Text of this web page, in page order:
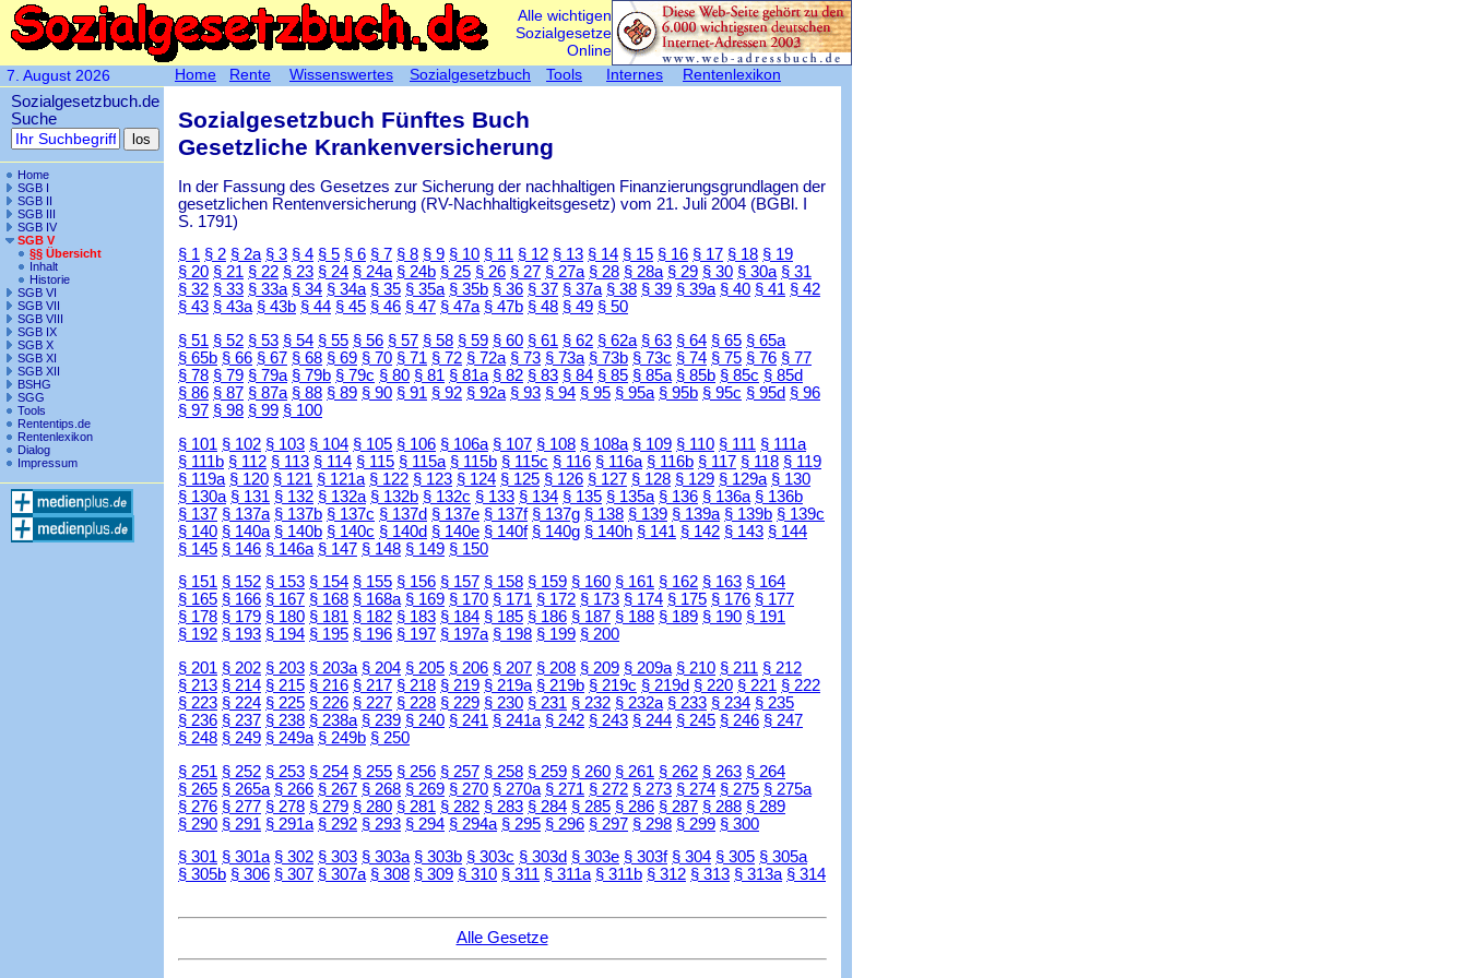
Alle wichtigen
Sozialgesetze
Online
7. August 2026
Sozialgesetzbuch.de
Suche
Home
SGB I
SGB II
SGB III
SGB IV
SGB V
§§ Übersicht
Inhalt
Historie
SGB VI
SGB VII
SGB VIII
SGB IX
SGB X
SGB XI
SGB XII
BSHG
SGG
Tools
Rententips.de
Rentenlexikon
Dialog
Impressum
Sozialgesetzbuch Fünftes Buch
Gesetzliche Krankenversicherung
In der Fassung des Gesetzes zur Sicherung der nachhaltigen Finanzierungsgrundlagen der
gesetzlichen Rentenversicherung (RV-Nachhaltigkeitsgesetz) vom 21. Juli 2004 (BGBl. I
S. 1791)
§ 1 § 2 § 2a § 3 § 4 § 5 § 6 § 7 § 8 § 9 § 10 § 11 § 12 § 13 § 14 § 15 § 16 § 17 § 18 § 19
§ 20 § 21 § 22 § 23 § 24 § 24a § 24b § 25 § 26 § 27 § 27a § 28 § 28a § 29 § 30 § 30a § 31
§ 32 § 33 § 33a § 34 § 34a § 35 § 35a § 35b § 36 § 37 § 37a § 38 § 39 § 39a § 40 § 41 § 42
§ 43 § 43a § 43b § 44 § 45 § 46 § 47 § 47a § 47b § 48 § 49 § 50
§ 51 § 52 § 53 § 54 § 55 § 56 § 57 § 58 § 59 § 60 § 61 § 62 § 62a § 63 § 64 § 65 § 65a
§ 65b § 66 § 67 § 68 § 69 § 70 § 71 § 72 § 72a § 73 § 73a § 73b § 73c § 74 § 75 § 76 § 77
§ 78 § 79 § 79a § 79b § 79c § 80 § 81 § 81a § 82 § 83 § 84 § 85 § 85a § 85b § 85c § 85d
§ 86 § 87 § 87a § 88 § 89 § 90 § 91 § 92 § 92a § 93 § 94 § 95 § 95a § 95b § 95c § 95d § 96
§ 97 § 98 § 99 § 100
§ 101 § 102 § 103 § 104 § 105 § 106 § 106a § 107 § 108 § 108a § 109 § 110 § 111 § 111a
§ 111b § 112 § 113 § 114 § 115 § 115a § 115b § 115c § 116 § 116a § 116b § 117 § 118 § 119
§ 119a § 120 § 121 § 121a § 122 § 123 § 124 § 125 § 126 § 127 § 128 § 129 § 129a § 130
§ 130a § 131 § 132 § 132a § 132b § 132c § 133 § 134 § 135 § 135a § 136 § 136a § 136b
§ 137 § 137a § 137b § 137c § 137d § 137e § 137f § 137g § 138 § 139 § 139a § 139b § 139c
§ 140 § 140a § 140b § 140c § 140d § 140e § 140f § 140g § 140h § 141 § 142 § 143 § 144
§ 145 § 146 § 146a § 147 § 148 § 149 § 150
§ 151 § 152 § 153 § 154 § 155 § 156 § 157 § 158 § 159 § 160 § 161 § 162 § 163 § 164
§ 165 § 166 § 167 § 168 § 168a § 169 § 170 § 171 § 172 § 173 § 174 § 175 § 176 § 177
§ 178 § 179 § 180 § 181 § 182 § 183 § 184 § 185 § 186 § 187 § 188 § 189 § 190 § 191
§ 192 § 193 § 194 § 195 § 196 § 197 § 197a § 198 § 199 § 200
§ 201 § 202 § 203 § 203a § 204 § 205 § 206 § 207 § 208 § 209 § 209a § 210 § 211 § 212
§ 213 § 214 § 215 § 216 § 217 § 218 § 219 § 219a § 219b § 219c § 219d § 220 § 221 § 222
§ 223 § 224 § 225 § 226 § 227 § 228 § 229 § 230 § 231 § 232 § 232a § 233 § 234 § 235
§ 236 § 237 § 238 § 238a § 239 § 240 § 241 § 241a § 242 § 243 § 244 § 245 § 246 § 247
§ 248 § 249 § 249a § 249b § 250
§ 251 § 252 § 253 § 254 § 255 § 256 § 257 § 258 § 259 § 260 § 261 § 262 § 263 § 264
§ 265 § 265a § 266 § 267 § 268 § 269 § 270 § 270a § 271 § 272 § 273 § 274 § 275 § 275a
§ 276 § 277 § 278 § 279 § 280 § 281 § 282 § 283 § 284 § 285 § 286 § 287 § 288 § 289
§ 290 § 291 § 291a § 292 § 293 § 294 § 294a § 295 § 296 § 297 § 298 § 299 § 300
§ 301 § 301a § 302 § 303 § 303a § 303b § 303c § 303d § 303e § 303f § 304 § 305 § 305a
§ 305b § 306 § 307 § 307a § 308 § 309 § 310 § 311 § 311a § 311b § 312 § 313 § 313a § 314
Alle Gesetze
Home Rente Wissenswertes Sozialgesetzbuch Tools Internes Rentenlexikon